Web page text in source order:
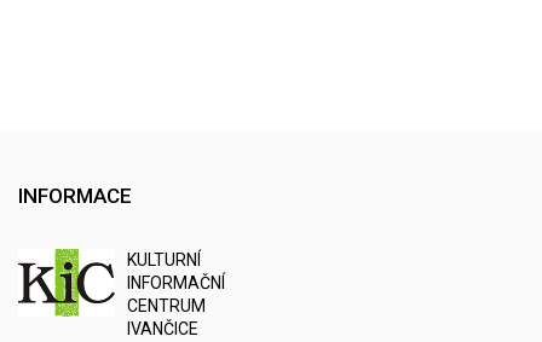
INFORMACE
KULTURNÍ
NFORMAČNÍ
CENTRUM
IVANČICE